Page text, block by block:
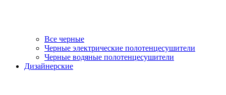
Все черные
Черные электрические полотенцесушители
Черные водяные полотенцесушители
Дизайнерские